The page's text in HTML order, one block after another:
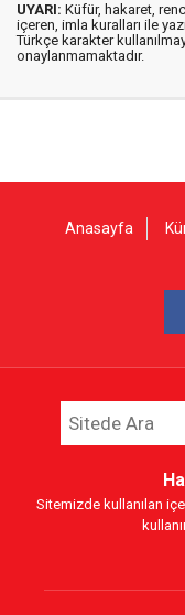
UYARI: Küfür, hakaret,
içeren, imla kuralları ile
Türkçe karakter
onaylanmamaktadır.
Anasayfa
Sitemizde kullanılan